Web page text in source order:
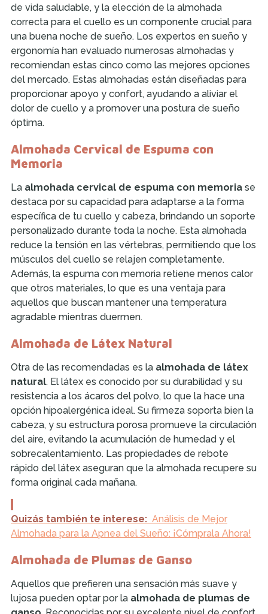
de vida saludable, y la elección de la almohada
correcta para el cuello es un componente crucial para
una buena noche de sueño. Los expertos en sueño y
ergonomía han evaluado numerosas almohadas y
recomiendan estas cinco como las mejores opciones
del mercado. Estas almohadas están diseñadas para
proporcionar apoyo y confort, ayudando a aliviar el
dolor de cuello y a promover una postura de sueño
óptima.
Almohada Cervical de Espuma con
Memoria
La almohada cervical de espuma con memoria se
destaca por su capacidad para adaptarse a la forma
específica de tu cuello y cabeza, brindando un soporte
personalizado durante toda la noche. Esta almohada
reduce la tensión en las vértebras, permitiendo que los
músculos del cuello se relajen completamente.
Además, la espuma con memoria retiene menos calor
que otros materiales, lo que es una ventaja para
aquellos que buscan mantener una temperatura
agradable mientras duermen.
Almohada de Látex Natural
Otra de las recomendadas es la almohada de látex
natural. El látex es conocido por su durabilidad y su
resistencia a los ácaros del polvo, lo que la hace una
opción hipoalergénica ideal. Su firmeza soporta bien la
cabeza, y su estructura porosa promueve la circulación
del aire, evitando la acumulación de humedad y el
sobrecalentamiento. Las propiedades de rebote
rápido del látex aseguran que la almohada recupere su
forma original cada mañana.
Quizás también te interese: Análisis de Mejor
Almohada para la Apnea del Sueño: ¡Cómprala Ahora!
Almohada de Plumas de Ganso
Aquellos que prefieren una sensación más suave y
lujosa pueden optar por la almohada de plumas de